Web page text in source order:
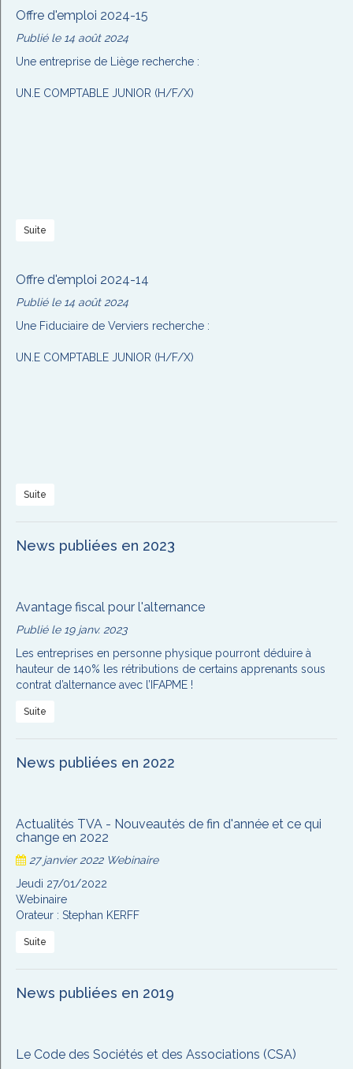
Offre d'emploi 2024-15
Publié le 14 août 2024
Une entreprise de Liège recherche :
UN.E COMPTABLE JUNIOR (H/F/X)
Suite
Offre d'emploi 2024-14
Publié le 14 août 2024
Une Fiduciaire de Verviers recherche :
UN.E COMPTABLE JUNIOR (H/F/X)
Suite
News publiées en 2023
Avantage fiscal pour l'alternance
Publié le 19 janv. 2023
Les entreprises en personne physique pourront déduire à
hauteur de 140% les rétributions de certains apprenants sous
contrat d’alternance avec l’IFAPME !
Suite
News publiées en 2022
Actualités TVA - Nouveautés de fin d'année et ce qui
change en 2022
27 janvier 2022 Webinaire
Jeudi 27/01/2022
Webinaire
Orateur : Stephan KERFF
Suite
News publiées en 2019
Le Code des Sociétés et des Associations (CSA)